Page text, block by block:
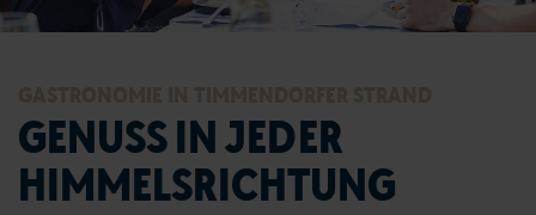
Unterkünfte buchen
Seepferdchen Shop
GENUSS IN JEDER
HIMMELSRICHTUNG